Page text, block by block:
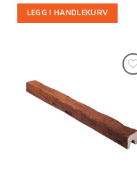
LEGG I HANDLEKURV
ønskeliste